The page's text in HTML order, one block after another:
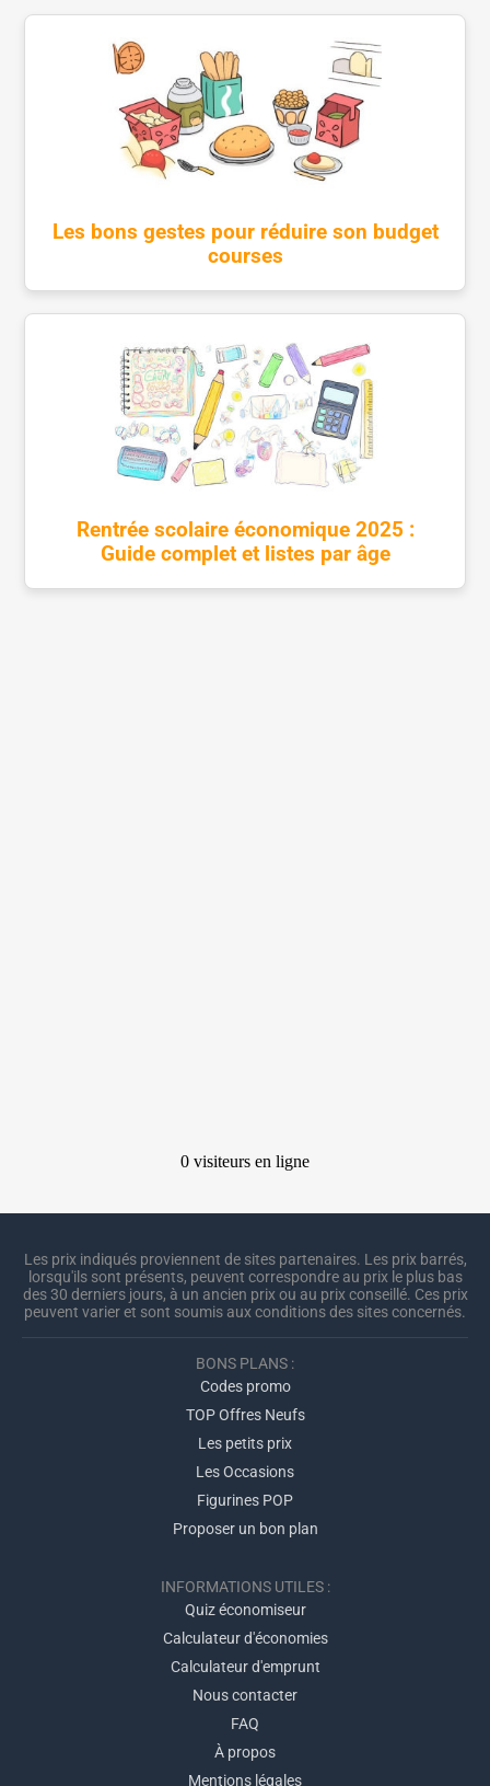
Les bons gestes pour réduire son budget
courses
Rentrée scolaire économique 2025 :
Guide complet et listes par âge
Les prix indiqués proviennent de sites partenaires. Les prix barrés,
lorsqu'ils sont présents, peuvent correspondre au prix le plus bas
des 30 derniers jours, à un ancien prix ou au prix conseillé. Ces prix
peuvent varier et sont soumis aux conditions des sites concernés.
BONS PLANS :
Codes promo
TOP Offres Neufs
Les petits prix
Les Occasions
Figurines POP
Proposer un bon plan
INFORMATIONS UTILES :
Quiz économiseur
Calculateur d'économies
Calculateur d'emprunt
Nous contacter
FAQ
À propos
Mentions légales